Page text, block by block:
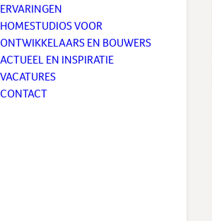
ERVARINGEN
HOMESTUDIOS VOOR
ONTWIKKELAARS EN BOUWERS
ACTUEEL EN INSPIRATIE
VACATURES
CONTACT